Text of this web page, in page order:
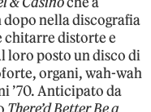
dopo nella discografia
chitarre distorte e
loro posto un disco di
organi, wah-wah
’70. Anticipato da